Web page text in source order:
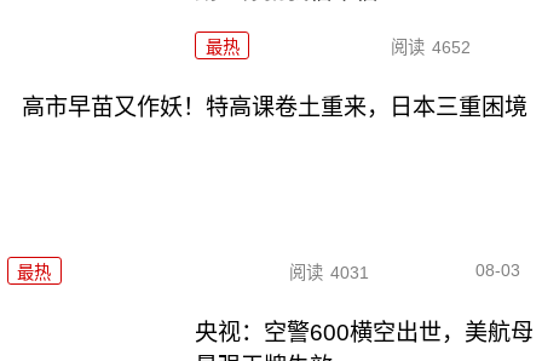
最热 阅读 4652
高市早苗又作妖！特高课卷土重来，日本三重困境
最热 阅读 4031 08-03
央视：空警600横空出世，美航母